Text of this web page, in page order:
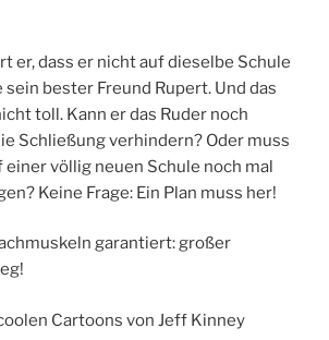
er, dass er nicht auf dieselbe Schule
bester Freund Rupert. Und das
toll. Kann er das Ruder noch
Schließung verhindern? Oder muss
einer völlig neuen Schule noch mal
Keine Frage: Ein Plan muss her!
garantiert: großer
Cartoons von Jeff Kinney